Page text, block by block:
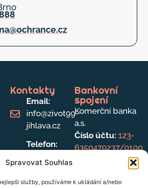
Spravovat Souhlas
služby, používáme k ukládání a/nebo
Kontakty
Email:
info@zivot99-
jihlava.cz
Telefon:
(lze přepojit
na
Bankovní
spojení
Komerční banka
a.s.
Číslo účtu: 123-
6350470237/0100